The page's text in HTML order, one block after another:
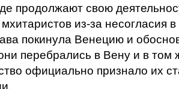
продолжают свою
мхитаристов из-за несогласия
покинула Венецию и
перебрались в Вену и в том
официально признало их